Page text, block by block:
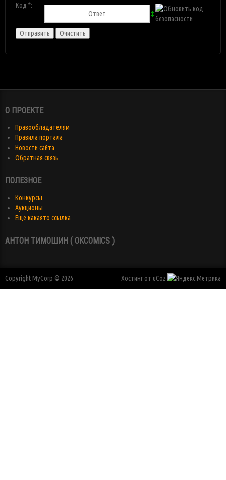
Код *:
О ПРОЕКТЕ
Правообладателям
Правила портала
Новости сайта
Обратная связь
ПОЛЕЗНОЕ
Конкурсы
Аукционы
Еще какаято ссылка
АНТОН ТИМОШИН ( OKCOMICS )
Хостинг от uCoz
Copyright MyCorp © 2026